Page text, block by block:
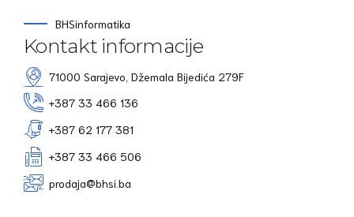
BHSinformatika
Kontakt informacije
71000 Sarajevo, Džemala Bijedića 279F
+387 33 466 136
+387 62 177 381
+387 33 466 506
prodaja@bhsi.ba